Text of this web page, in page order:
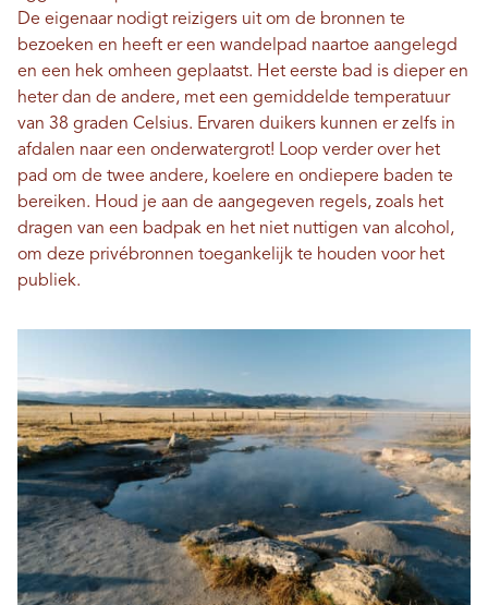
De eigenaar nodigt reizigers uit om de bronnen te
bezoeken en heeft er een wandelpad naartoe aangelegd
en een hek omheen geplaatst. Het eerste bad is dieper en
heter dan de andere, met een gemiddelde temperatuur
van 38 graden Celsius. Ervaren duikers kunnen er zelfs in
afdalen naar een onderwatergrot! Loop verder over het
pad om de twee andere, koelere en ondiepere baden te
bereiken. Houd je aan de aangegeven regels, zoals het
dragen van een badpak en het niet nuttigen van alcohol,
om deze privébronnen toegankelijk te houden voor het
publiek.